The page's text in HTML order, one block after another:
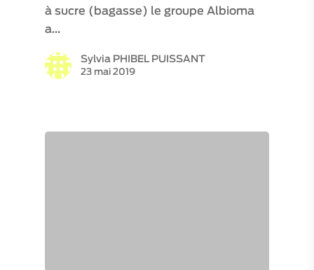
à sucre (bagasse) le groupe Albioma
a…
Sylvia PHIBEL PUISSANT
23 mai 2019